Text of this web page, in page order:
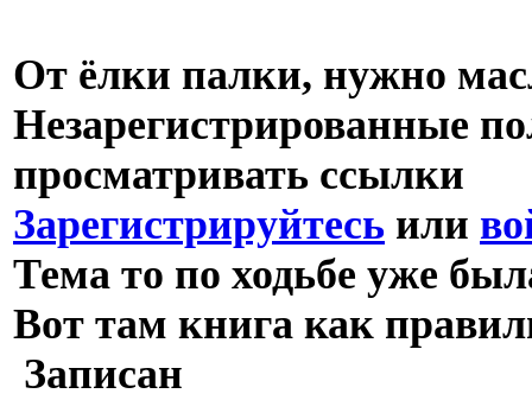
От ёлки палки, нужно
Незарегистрированные
просматривать ссылки
Зарегистрируйтесь или
Тема то по ходьбе уже
Вот там книга как
Записан